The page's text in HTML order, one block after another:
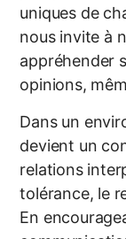
uniques de
nous invite à
appréhender
opinions,
Dans un
devient un
relations
tolérance, le
En